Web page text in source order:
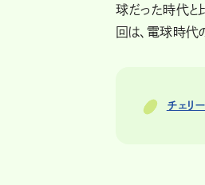
球だった時代と
回は、電球時代
チェリ